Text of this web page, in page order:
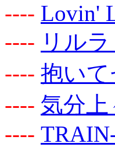
---- Lovin'
---- リル
---- 抱いて
---- 気分上
----